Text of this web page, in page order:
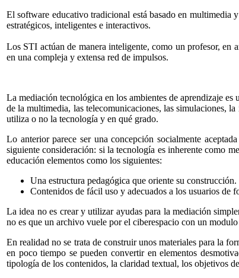
El software educativo tradicional está basado en multimedia
estratégicos, inteligentes e interactivos.
Los STI actúan de manera inteligente, como un profesor, en
en una compleja y extensa red de impulsos.
La mediación tecnológica en los ambientes de aprendizaje
de la multimedia, las telecomunicaciones, las simulaciones,
utiliza o no la tecnología y en qué grado.
Lo anterior parece ser una concepción socialmente
siguiente consideración: si la tecnología es inherente como
educación elementos como los siguientes:
Una estructura pedagógica que oriente su construcción.
Contenidos de fácil uso y adecuados a los usuarios de
La idea no es crear y utilizar ayudas para la mediación
no es que un archivo vuele por el ciberespacio con un
En realidad no se trata de construir unos materiales para la
en poco tiempo se pueden convertir en elementos
tipología de los contenidos, la claridad textual, los objetivos